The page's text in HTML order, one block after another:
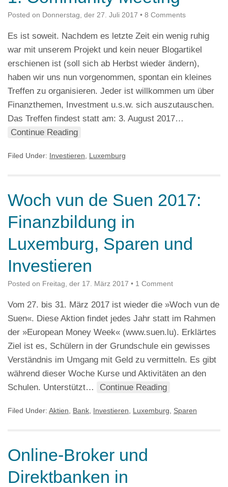
Posted on Donnerstag, der 27. Juli 2017 • 8 Comments
Es ist soweit. Nachdem es letzte Zeit ein wenig ruhig
war mit unserem Projekt und kein neuer Blogartikel
erschienen ist (soll sich ab Herbst wieder ändern),
haben wir uns nun vorgenommen, spontan ein kleines
Treffen zu organisieren. Jeder ist willkommen um über
Finanzthemen, Investment u.s.w. sich auszutauschen.
Das Treffen findest statt am: 3. August 2017…
Continue Reading
Filed Under: Investieren Luxemburg
Woch vun de Suen 2017:
Finanzbildung in
Luxemburg, Sparen und
Investieren
Posted on Freitag, der 17. März 2017 • 1 Comment
Vom 27. bis 31. März 2017 ist wieder die »Woch vun de
Suen«. Diese Aktion findet jedes Jahr statt im Rahmen
der »European Money Week« (www.suen.lu). Erklärtes
Ziel ist es, Schülern in der Grundschule ein gewisses
Verständnis im Umgang mit Geld zu vermitteln. Es gibt
während dieser Woche Kurse und Aktivitäten an den
Schulen. Unterstützt…
Continue Reading
Filed Under: Aktien Bank Investieren Luxemburg Sparen
Online-Broker und
Direktbanken in